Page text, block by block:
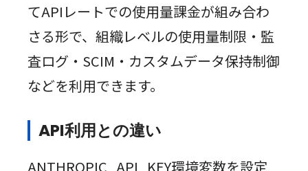
てAPIレートでの使用量課金が組み合わ
さる形で、組織レベルの使用量制限・監
査ログ・SCIM・カスタムデータ保持制御
などを利用できます。
API利用との違い
ANTHROPIC_API_KEY環境変数を設定